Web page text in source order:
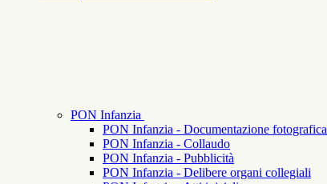
PON Infanzia
PON Infanzia - Documentazione fotografica
PON Infanzia - Collaudo
PON Infanzia - Pubblicità
PON Infanzia - Delibere organi collegiali